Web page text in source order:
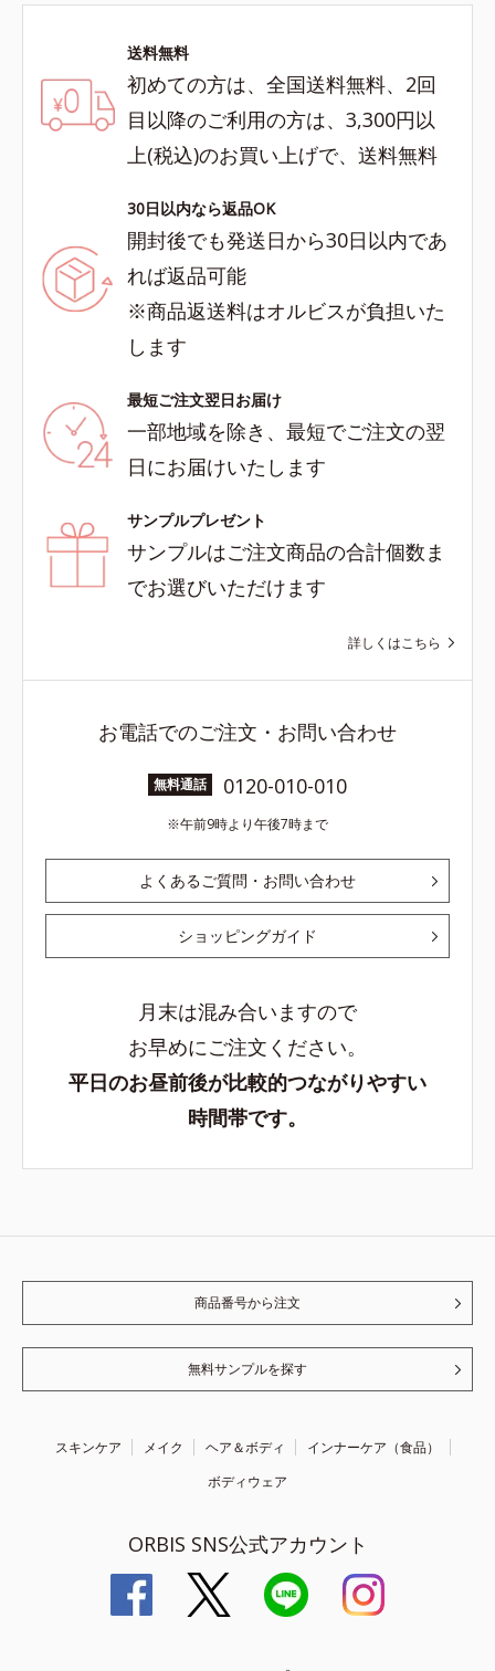
送料無料
初めての方は、全国送料無料、2回
目以降のご利用の方は、3,300円以
上(税込)のお買い上げで、送料無料
30日以内なら返品OK
開封後でも発送日から30日以内であ
れば返品可能
※商品返送料はオルビスが負担いた
します
最短ご注文翌日お届け
一部地域を除き、最短でご注文の翌
日にお届けいたします
サンプルプレゼント
サンプルはご注文商品の合計個数ま
でお選びいただけます
詳しくはこちら
お電話でのご注文・お問い合わせ
無料通話 0120-010-010
午前9時より午後7時まで
よくあるご質問・お問い合わせ
ショッピングガイド
月末は混み合いますので
お早めにご注文ください。
平日のお昼前後が比較的つながりやすい
時間帯です。
商品番号から注文
無料サンプルを探す
スキンケア メイク ヘア＆ボディ
インナーケア（食品）
ボディウェア
ORBIS SNS公式アカウント